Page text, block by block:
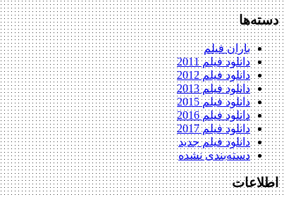
دسته‌ها
باران فیلم
دانلود فیلم 2011
دانلود فیلم 2012
دانلود فیلم 2013
دانلود فیلم 2015
دانلود فیلم 2016
دانلود فیلم 2017
دانلود فیلم جدید
دسته‌بندی نشده
اطلاعات